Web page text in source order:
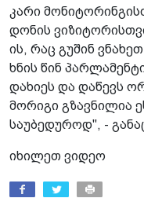
კარი
დონის
ის, რაც გუშინ
ხნის წინ
დახიეს და დაწევს
მორიგი გზავნილია
საუბედუროდ", -
იხილეთ ვიდეო